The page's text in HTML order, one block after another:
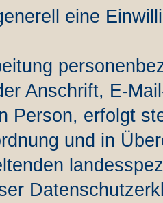
eine
Anschrift, E-
Person, erfolgt
und in